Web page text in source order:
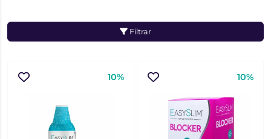
Filtrar
10% 10%